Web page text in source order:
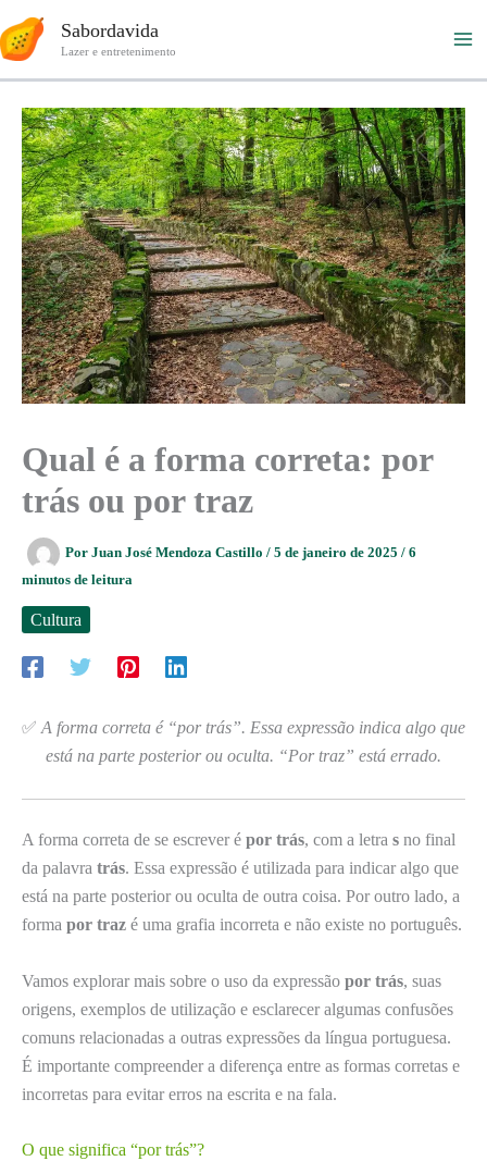
para
Sabordavida
Lazer e entretenimento
Qual é a forma correta: por
trás ou por traz
Por Juan José Mendoza Castillo / 5 de janeiro de 2025 / 6
minutos de leitura
Cultura
✅ A forma correta é “por trás”. Essa expressão indica algo que
está na parte posterior ou oculta. “Por traz” está errado.
A forma correta de se escrever é por trás, com a letra s no final
da palavra trás. Essa expressão é utilizada para indicar algo que
está na parte posterior ou oculta de outra coisa. Por outro lado, a
forma por traz é uma grafia incorreta e não existe no português.
Vamos explorar mais sobre o uso da expressão por trás, suas
origens, exemplos de utilização e esclarecer algumas confusões
comuns relacionadas a outras expressões da língua portuguesa.
É importante compreender a diferença entre as formas corretas e
incorretas para evitar erros na escrita e na fala.
O que significa “por trás”?